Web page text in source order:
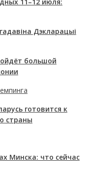
Дэкларацыі
большой
готовится к
страны
Минска: что сейчас